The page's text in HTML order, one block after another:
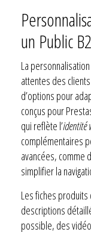
un Public
La
attentes des
d’options pour
conçus pour
qui reflète l’identité
complémentaires
avancées, comme
simplifier la
Les fiches
descriptions
possible, des